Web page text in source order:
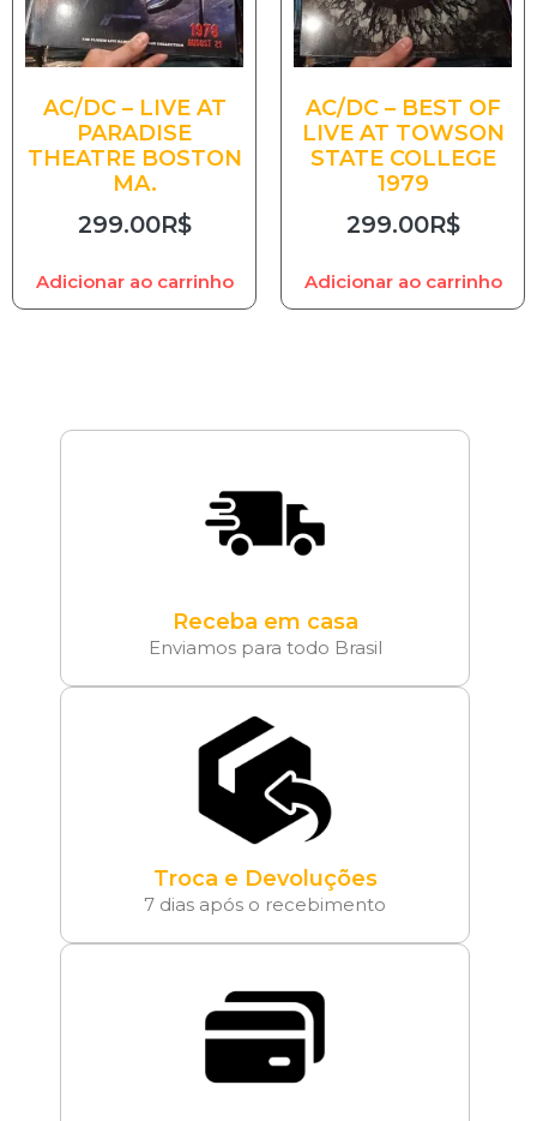
AC/DC – LIVE AT
PARADISE
THEATRE BOSTON
MA.
299.00R$
Adicionar ao carrinho
AC/DC – BEST OF
LIVE AT TOWSON
STATE COLLEGE
1979
299.00R$
Adicionar ao carrinho
Receba em casa
Enviamos para todo Brasil
Troca e Devoluções
7 dias após o recebimento